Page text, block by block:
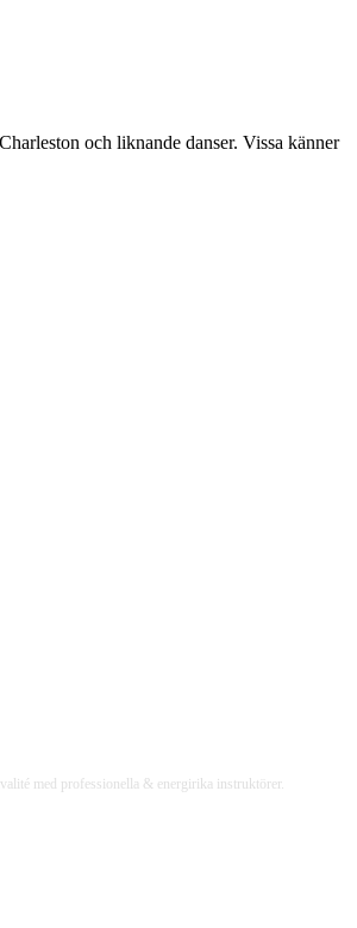
och liknande danser. Vissa känner
med professionella & energirika instruktörer.